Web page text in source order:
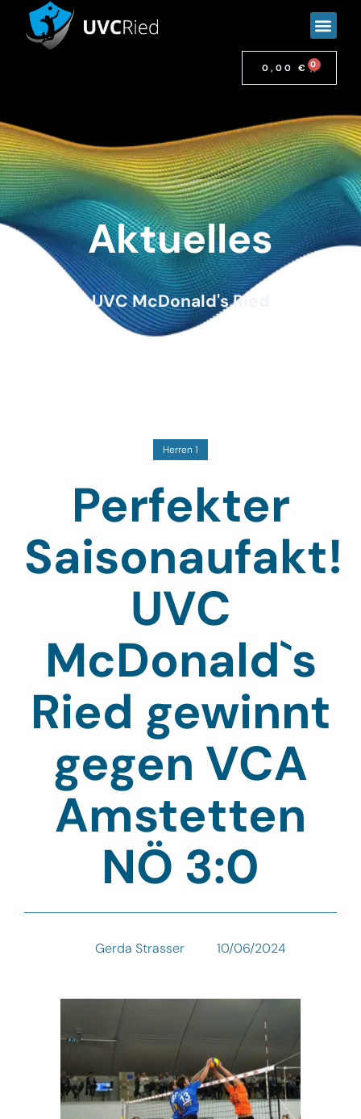
0,00 € 0
Aktuelles
UVC McDonald's Ried
Herren 1
Perfekter
Saisonaufakt!
UVC
McDonald`s
Ried gewinnt
gegen VCA
Amstetten
NÖ 3:0
Gerda Strasser 10/06/2024